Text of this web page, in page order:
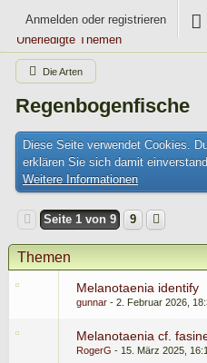
Anmelden oder registrieren
Unerledigte Themen
Die Arten
Regenbogenfische
Diese Seite verwendet Cookies.
erklären Sie sich damit
Weitere Informationen
Seite 1 von 9 9
Themen
Melanotaenia identify
gunnar 2. Februar 2026,
Melanotaenia cf.
RogerG 15. März 2025,